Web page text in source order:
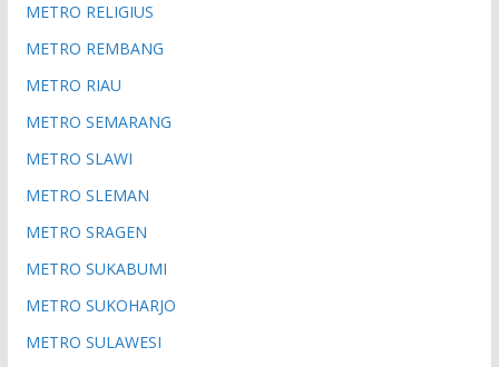
METRO RELIGIUS
METRO REMBANG
METRO RIAU
METRO SEMARANG
METRO SLAWI
METRO SLEMAN
METRO SRAGEN
METRO SUKABUMI
METRO SUKOHARJO
METRO SULAWESI